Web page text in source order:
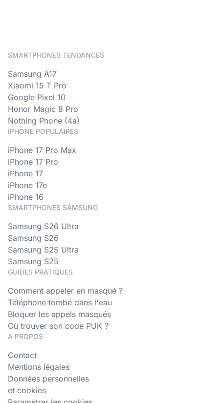
SMARTPHONES TENDANCES
Samsung A17
Xiaomi 15 T Pro
Google Pixel 10
Honor Magic 8 Pro
Nothing Phone (4a)
IPHONE POPULAIRES
iPhone 17 Pro Max
iPhone 17 Pro
iPhone 17
iPhone 17e
iPhone 16
SMARTPHONES SAMSUNG
Samsung S26 Ultra
Samsung S26
Samsung S25 Ultra
Samsung S25
GUIDES PRATIQUES
Comment appeler en masqué ?
Téléphone tombé dans l'eau
Bloquer les appels masqués
Où trouver son code PUK ?
A PROPOS
Contact
Mentions légales
Données personnelles
et cookies